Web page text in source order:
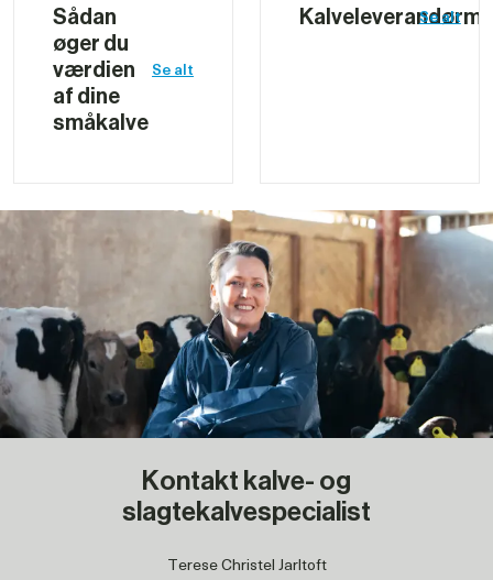
Sådan
øger du
værdien
af dine
småkalve
Se alt
Se alt
Kontakt kalve- og
slagtekalvespecialist
Terese Christel Jarltoft